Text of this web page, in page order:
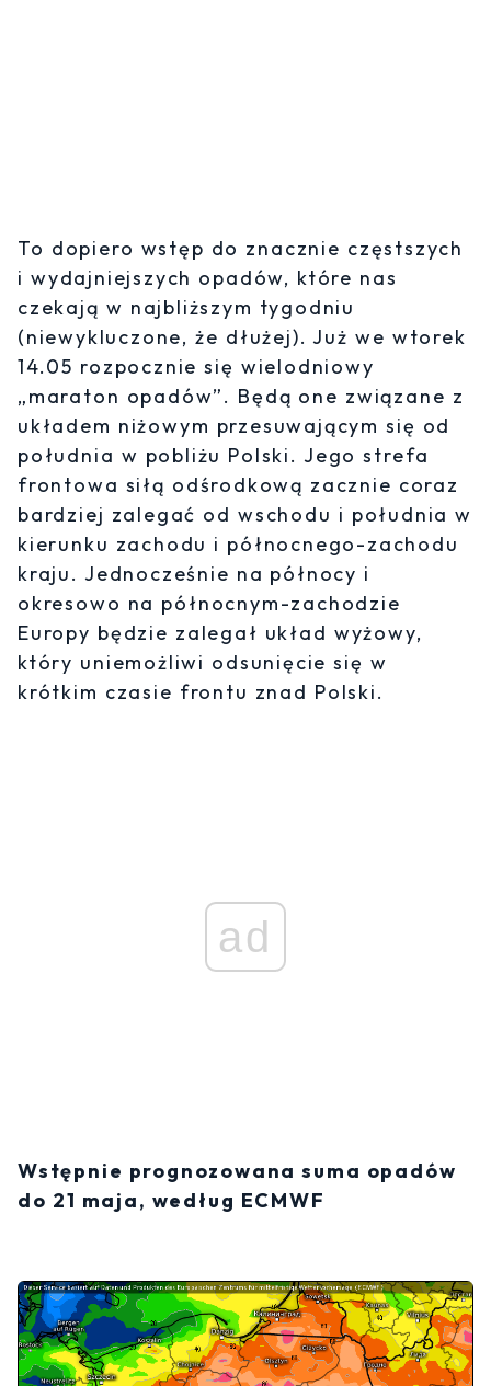
To dopiero wstęp do znacznie częstszych
i wydajniejszych opadów, które nas
czekają w najbliższym tygodniu
(niewykluczone, że dłużej). Już we wtorek
14.05 rozpocznie się wielodniowy
„maraton opadów”. Będą one związane z
układem niżowym przesuwającym się od
południa w pobliżu Polski. Jego strefa
frontowa siłą odśrodkową zacznie coraz
bardziej zalegać od wschodu i południa w
kierunku zachodu i północnego-zachodu
kraju. Jednocześnie na północy i
okresowo na północnym-zachodzie
Europy będzie zalegał układ wyżowy,
który uniemożliwi odsunięcie się w
krótkim czasie frontu znad Polski.
ad
Wstępnie prognozowana suma opadów
do 21 maja, według ECMWF